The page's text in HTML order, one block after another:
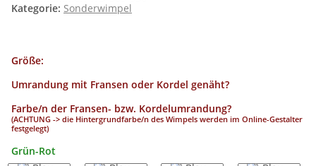
Kategorie: Sonderwimpel
Größe:
Umrandung mit Fransen oder Kordel genäht?
Farbe/n der Fransen- bzw. Kordelumrandung?
(ACHTUNG -> die Hintergrundfarbe/n des Wimpels werden im Online-Gestalter
festgelegt)
Grün-Rot